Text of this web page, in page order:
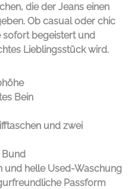
die der Jeans einen
Ob casual oder chic
sofort begeistert und
Lieblingsstück wird.
Bein
und zwei
und helle Used-Waschung
Passform